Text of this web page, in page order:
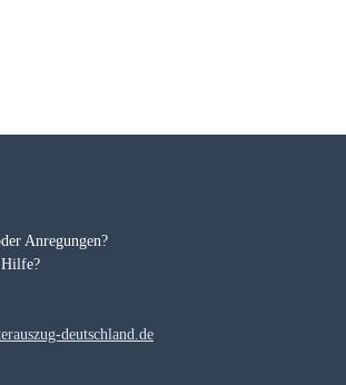
Anregungen?
Hilfe?
deutschland.de